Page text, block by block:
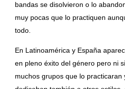
bandas se disolvieron o lo
muy pocas que lo practiquen
todo.
En Latinoamérica y España
en pleno éxito del género pero ni
muchos grupos que lo